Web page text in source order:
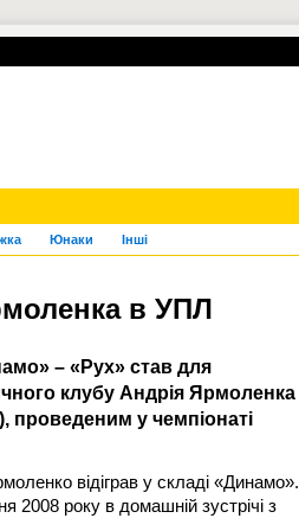
Юнаки Інші
в УПЛ
– «Рух» став для
клубу Андрія Ярмоленка
проведеним у чемпіонаті
відіграв у складі «Динамо».
2008 року в домашній зустрічі з